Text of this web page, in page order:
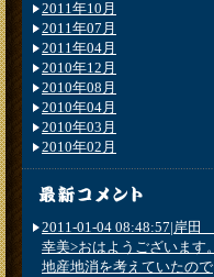
2011年10月
2011年07月
2011年04月
2010年12月
2010年08月
2010年04月
2010年03月
2010年02月
2011-01-04 08:48:57|岸田
幸美>おはようございます。
地産地消を考えていたので